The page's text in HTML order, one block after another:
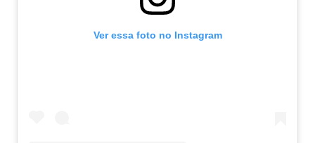
Ver essa foto no Instagram